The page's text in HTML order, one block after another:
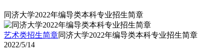
同济大学2022年编导类本科专业招生简章
艺术类招生简章同济大学2022年编导类本科专业招生简章
2022/5/14